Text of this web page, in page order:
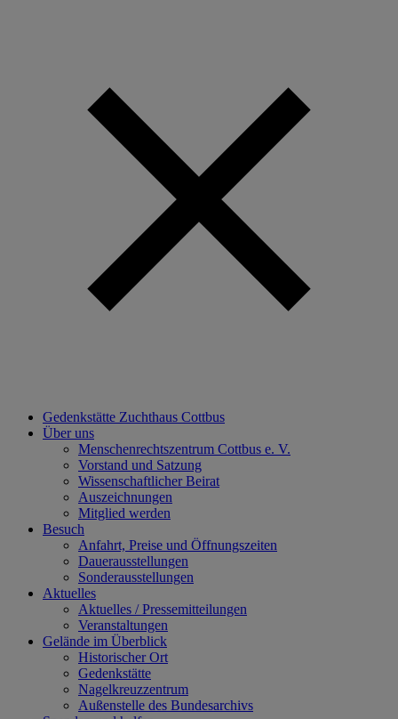
Gedenkstätte Zuchthaus Cottbus
Über uns
Menschenrechtszentrum Cottbus e. V.
Vorstand und Satzung
Wissenschaftlicher Beirat
Auszeichnungen
Mitglied werden
Besuch
Anfahrt, Preise und Öffnungszeiten
Dauerausstellungen
Sonderausstellungen
Aktuelles
Aktuelles / Pressemitteilungen
Veranstaltungen
Gelände im Überblick
Historischer Ort
Gedenkstätte
Nagelkreuzzentrum
Außenstelle des Bundesarchivs